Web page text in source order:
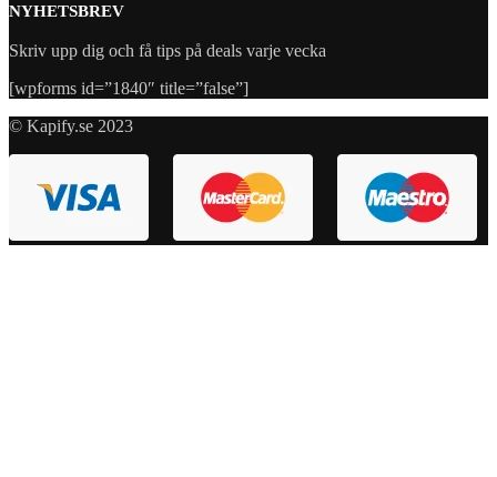
NYHETSBREV
Skriv upp dig och få tips på deals varje vecka
[wpforms id=”1840″ title=”false”]
© Kapify.se 2023